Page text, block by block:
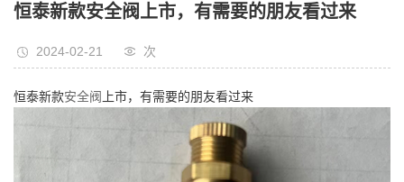
恒泰新款安全阀上市，有需要的朋友看过来
2024-02-21 次
恒泰新款安全阀 上市，有需要的朋友看过来